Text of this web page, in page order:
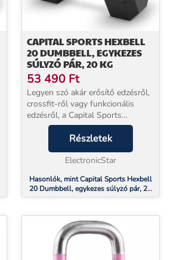
CAPITAL SPORTS HEXBELL
20 DUMBBELL, EGYKEZES
SÚLYZÓ PÁR, 20 KG
53 490 Ft
Legyen szó akár erősítő edzésről,
crossfit-ről vagy funkcionális
edzésről, a Capital Sports
hatszögletű súlyzókkal mindig
megtalálja majd a megfelelő
súlyt.A robusztus kemény gumi
bevonat kiegyensúlyo...
Részletek
ElectronicStar
Hasonlók, mint Capital Sports Hexbell
20 Dumbbell, egykezes súlyzó pár, 20
kg